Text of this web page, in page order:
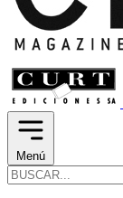
Menú